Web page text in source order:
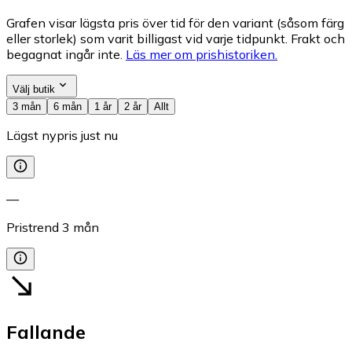
Grafen visar lägsta pris över tid för den variant (såsom färg
eller storlek) som varit billigast vid varje tidpunkt. Frakt och
begagnat ingår inte. Läs mer om prishistoriken.
Välj butik
3 mån
6 mån 1 år 2 år Allt
Lägst nypris just nu
—
Pristrend 3 mån
Fallande